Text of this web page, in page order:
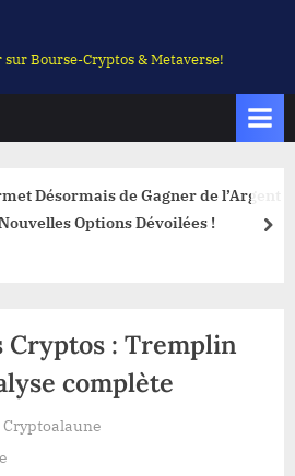
Bourse-Cryptos & Metaverse!
Désormais de Gagner de l’Argent
Options Dévoilées !
Cryptos : Tremplin
complète
By
Cryptoalaune